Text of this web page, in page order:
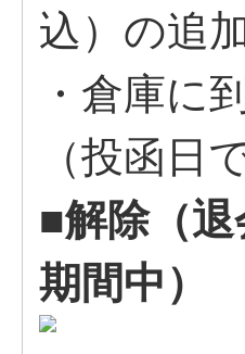
込）の追
・倉庫に
（投函日
■解除（
期間中）